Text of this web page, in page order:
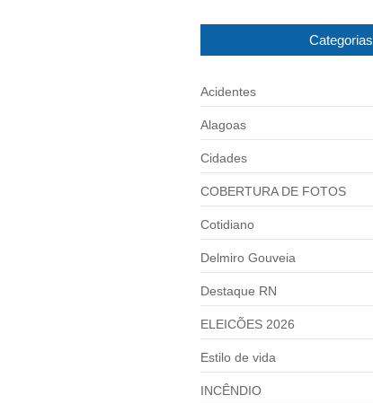
Categorias
Acidentes
Alagoas
Cidades
COBERTURA DE FOTOS
Cotidiano
Delmiro Gouveia
Destaque RN
ELEICÕES 2026
Estilo de vida
INCÊNDIO